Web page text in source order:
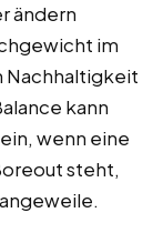
ändern
im
Nachhaltigkeit
kann
wenn eine
steht,